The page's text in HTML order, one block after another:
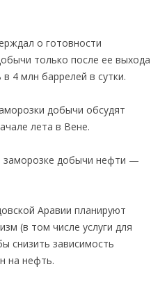
о готовности
только после ее выхода
4 млн баррелей в сутки.
добычи обсудят
лета в Вене.
заморозке добычи нефти —
Аравии планируют
(в том числе услуги для
снизить зависимость
на нефть.